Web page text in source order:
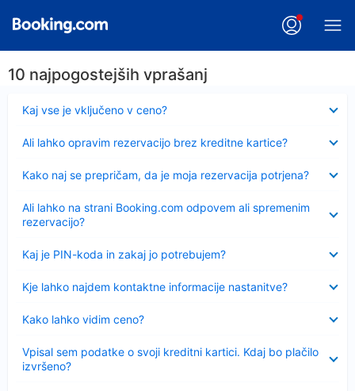
10 najpogostejših vprašanj
Kaj vse je vključeno v ceno?
Ali lahko opravim rezervacijo brez kreditne kartice?
Kako naj se prepričam, da je moja rezervacija potrjena?
Ali lahko na strani Booking.com odpovem ali spremenim
rezervacijo?
Kaj je PIN-koda in zakaj jo potrebujem?
Kje lahko najdem kontaktne informacije nastanitve?
Kako lahko vidim ceno?
Vpisal sem podatke o svoji kreditni kartici. Kdaj bo plačilo
izvršeno?